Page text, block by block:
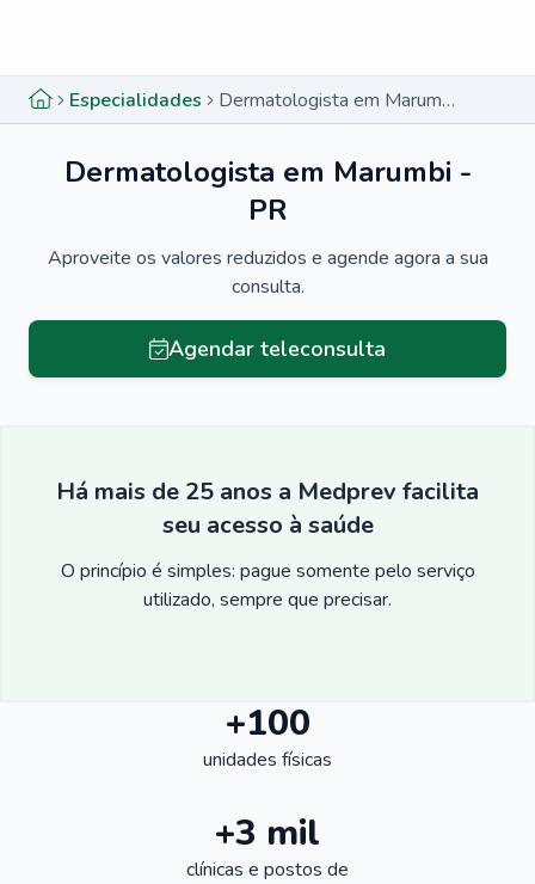
Especialidades Dermatologista em Marumbi - PR
Dermatologista em Marumbi -
PR
Aproveite os valores reduzidos e agende agora a sua
consulta.
Agendar teleconsulta
Há mais de 25 anos a Medprev facilita
seu acesso à saúde
O princípio é simples: pague somente pelo serviço
utilizado, sempre que precisar.
+100
unidades físicas
+3 mil
clínicas e postos de